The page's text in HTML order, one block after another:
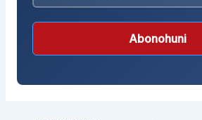
Abonohuni